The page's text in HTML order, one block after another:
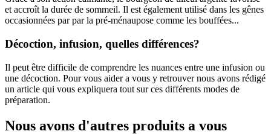
et accroît la durée de sommeil. Il est également utilisé dans les gênes
occasionnées par par la pré-ménaupose comme les bouffées...
Décoction, infusion, quelles différences?
Il peut être difficile de comprendre les nuances entre une infusion ou
une décoction. Pour vous aider a vous y retrouver nous avons rédigé
un article qui vous expliquera tout sur ces différents modes de
préparation.
Nous avons d'autres produits a vous